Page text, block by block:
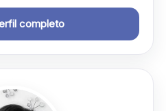
completo